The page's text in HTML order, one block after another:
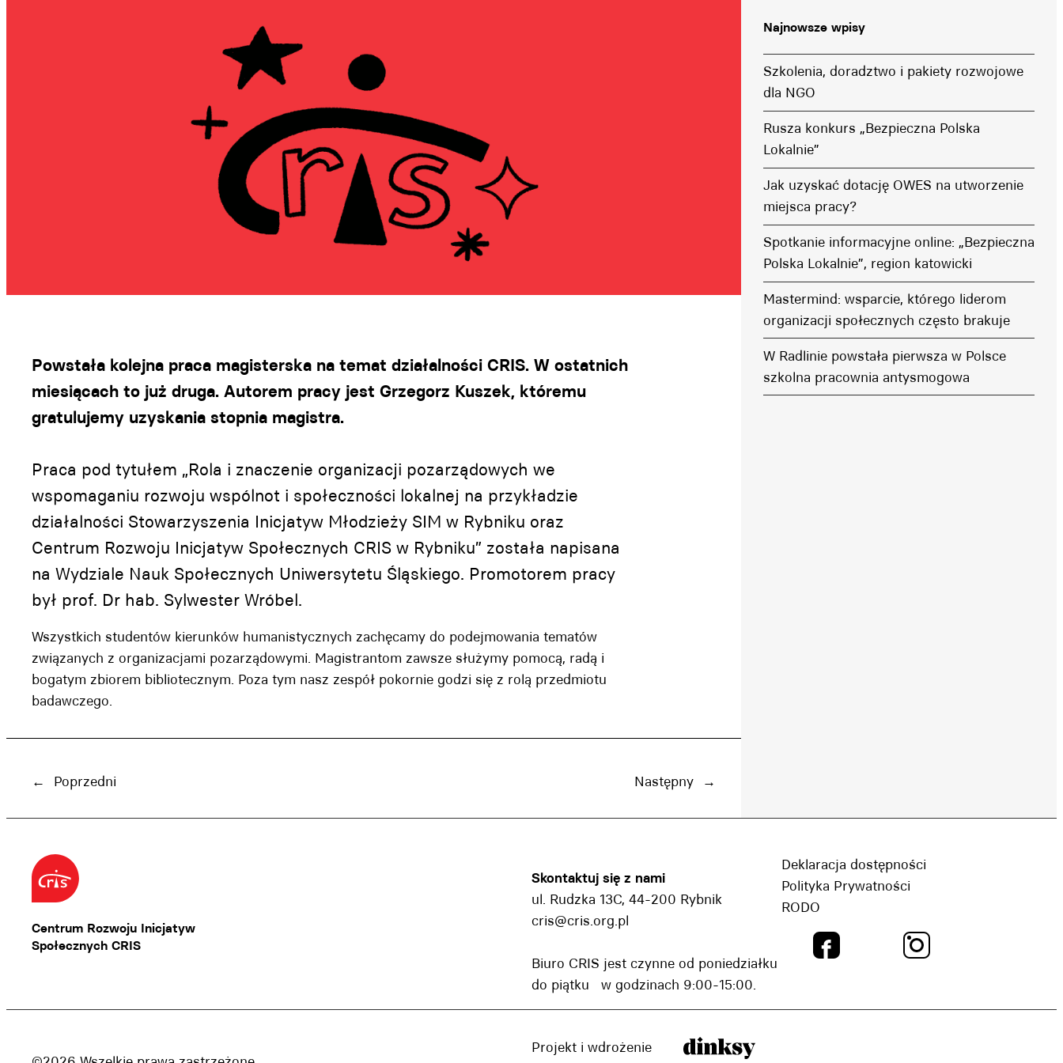
Powstała kolejna praca magisterska na temat działalności CRIS. W ostatnich
miesiącach to już druga. Autorem pracy jest Grzegorz Kuszek, któremu
gratulujemy uzyskania stopnia magistra.
Praca pod tytułem „Rola i znaczenie organizacji pozarządowych we
wspomaganiu rozwoju wspólnot i społeczności lokalnej na przykładzie
działalności Stowarzyszenia Inicjatyw Młodzieży SIM w Rybniku oraz
Centrum Rozwoju Inicjatyw Społecznych CRIS w Rybniku” została napisana
na Wydziale Nauk Społecznych Uniwersytetu Śląskiego. Promotorem pracy
był prof. Dr hab. Sylwester Wróbel.
Wszystkich studentów kierunków humanistycznych zachęcamy do podejmowania tematów
związanych z organizacjami pozarządowymi. Magistrantom zawsze służymy pomocą, radą i
bogatym zbiorem bibliotecznym. Poza tym nasz zespół pokornie godzi się z rolą przedmiotu
badawczego.
← Poprzedni Następny →
Najnowsze wpisy
Szkolenia, doradztwo i pakiety rozwojowe
dla NGO
Rusza konkurs „Bezpieczna Polska
Lokalnie”
Jak uzyskać dotację OWES na utworzenie
miejsca pracy?
Spotkanie informacyjne online: „Bezpieczna
Polska Lokalnie”, region katowicki
Mastermind: wsparcie, którego liderom
organizacji społecznych często brakuje
W Radlinie powstała pierwsza w Polsce
szkolna pracownia antysmogowa
Centrum Rozwoju Inicjatyw
Społecznych CRIS
Skontaktuj się z nami
ul. Rudzka 13C, 44-200 Rybnik
cris@cris.org.pl
Biuro CRIS jest czynne od poniedziałku
do piątku w godzinach 9:00-15:00.
Deklaracja dostępności
Polityka Prywatności
RODO
Projekt i wdrożenie